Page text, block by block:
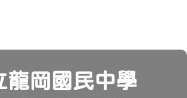
龍岡國民中學